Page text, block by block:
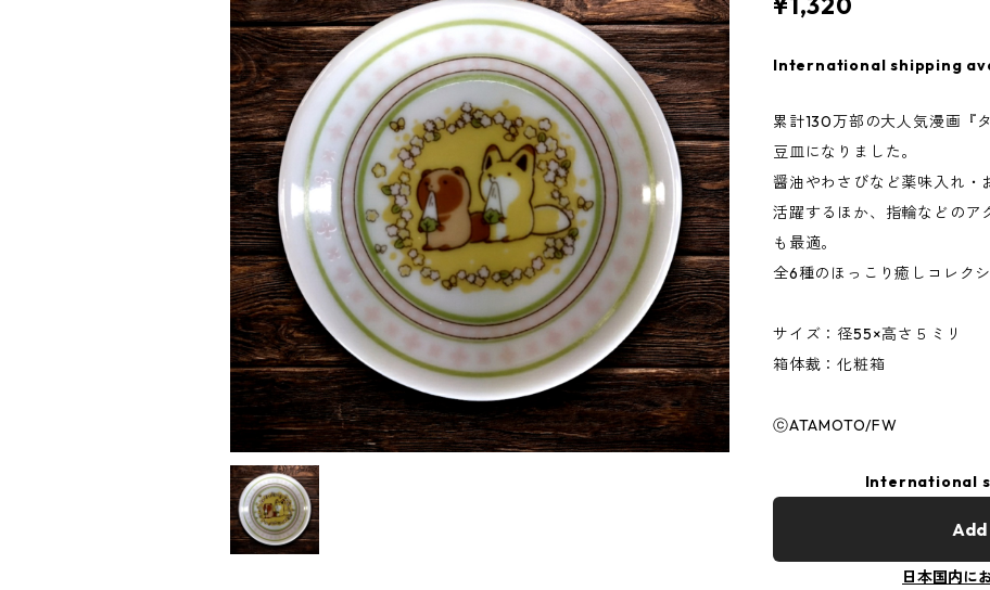
International shipping
累計130万部の大人気漫画『
豆皿になりました。
醤油やわさびなど薬味入れ
活躍するほか、指輪などのア
も最適。
全6種のほっこり癒しコレクシ
サイズ：径55×高さ５ミリ
箱体裁：化粧箱
ⓒATAMOTO/FW
International
日本国内に